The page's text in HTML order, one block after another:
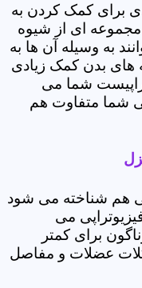
برای کمک کردن به
ای از شیوه
به وسیله آن ها به
های بدن کمک زیادی
شما می
شما متفاوت هم
هم شناخته می شود
می
برای کمتر
عضلات و مفاصل